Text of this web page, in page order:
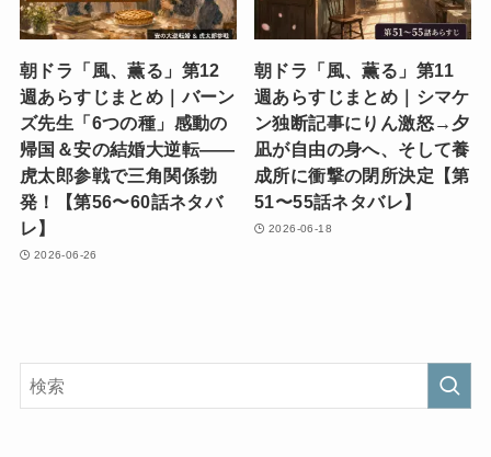
朝ドラ「風、薫る」第12
週あらすじまとめ｜バーン
ズ先生「6つの種」感動の
帰国＆安の結婚大逆転——
虎太郎参戦で三角関係勃
発！【第56〜60話ネタバ
レ】
2026-06-26
朝ドラ「風、薫る」第11
週あらすじまとめ｜シマケ
ン独断記事にりん激怒→夕
凪が自由の身へ、そして養
成所に衝撃の閉所決定【第
51〜55話ネタバレ】
2026-06-18